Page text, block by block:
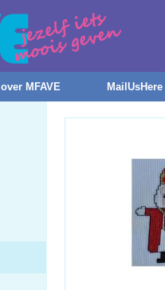
over MFAVE MailUsHere